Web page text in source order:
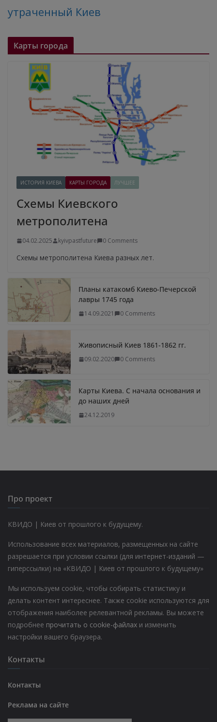
утраченный Киев
Карты города
ИСТОРИЯ КИЕВА КАРТЫ ГОРОДА ЛУЧШЕЕ
Схемы Киевского
метрополитена
04.02.2025 kyivpastfuture 0 Comments
Схемы метрополитена Киева разных лет.
Планы катакомб Киево-Печерской
лавры 1745 года
14.09.2021 0 Comments
Живописный Киев 1861-1862 гг.
09.02.2020 0 Comments
Карты Киева. С начала основания и
до наших дней
24.12.2019
Про проект
КВИДО | Киев от прошлого к будущему.
Использование всех материалов, размещенных на сайте
разрешается при условии ссылки (для интернет-изданий —
гиперссылки) на «КВИДО | Киев от прошлого к будущему»
Мы используем cookie, чтобы собирать статистику и
делать контент интереснее. Также cookie используются для
отображения наиболее релевантной рекламы. Вы можете
подробнее прочитать о cookie-файлах и изменить
настройки вашего браузера.
Контакты
Контакты
Реклама на сайте